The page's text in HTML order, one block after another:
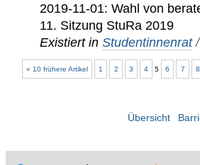
2019-11-01: Wahl von
11. Sitzung StuRa 2019
Existiert in Studentinnenrat /
« 10 frühere Artikel 1 2 3 4 5 6 7 8
Übersicht